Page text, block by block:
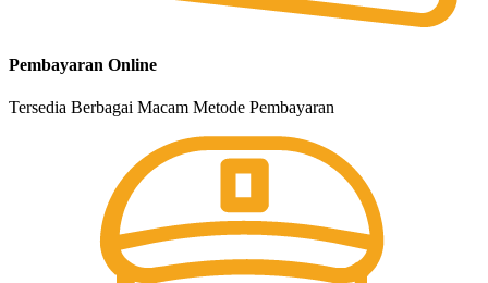
Pembayaran Online
Tersedia Berbagai Macam Metode Pembayaran